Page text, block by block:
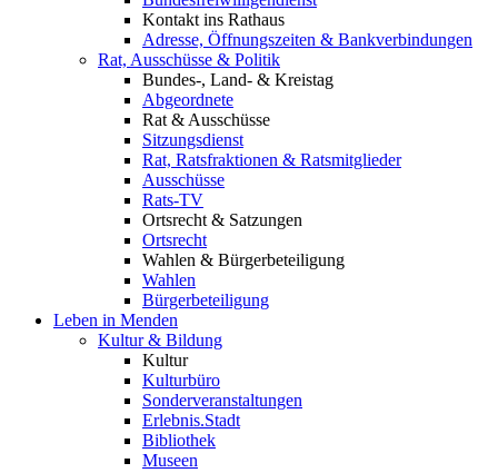
Kontakt ins Rathaus
Adresse, Öffnungszeiten & Bankverbindungen
Rat, Ausschüsse & Politik
Bundes-, Land- & Kreistag
Abgeordnete
Rat & Ausschüsse
Sitzungsdienst
Rat, Ratsfraktionen & Ratsmitglieder
Ausschüsse
Rats-TV
Ortsrecht & Satzungen
Ortsrecht
Wahlen & Bürgerbeteiligung
Wahlen
Bürgerbeteiligung
Leben in Menden
Kultur & Bildung
Kultur
Kulturbüro
Sonderveranstaltungen
Erlebnis.Stadt
Bibliothek
Museen